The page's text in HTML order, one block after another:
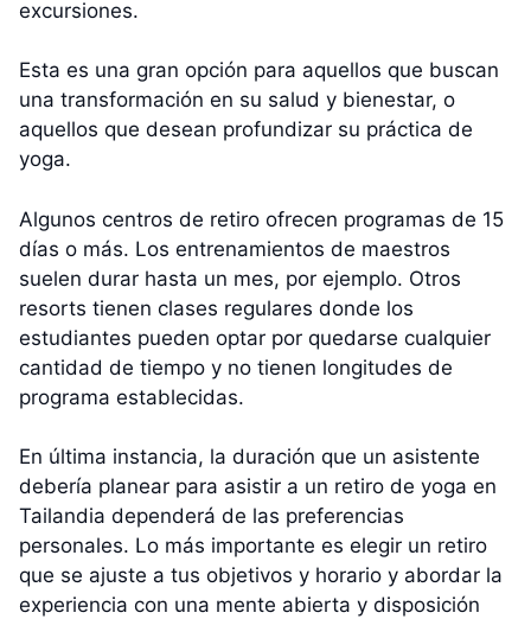
excursiones.
Esta es una gran opción para aquellos que buscan
una transformación en su salud y bienestar, o
aquellos que desean profundizar su práctica de
yoga.
Algunos centros de retiro ofrecen programas de 15
días o más. Los entrenamientos de maestros
suelen durar hasta un mes, por ejemplo. Otros
resorts tienen clases regulares donde los
estudiantes pueden optar por quedarse cualquier
cantidad de tiempo y no tienen longitudes de
programa establecidas.
En última instancia, la duración que un asistente
debería planear para asistir a un retiro de yoga en
Tailandia dependerá de las preferencias
personales. Lo más importante es elegir un retiro
que se ajuste a tus objetivos y horario y abordar la
experiencia con una mente abierta y disposición